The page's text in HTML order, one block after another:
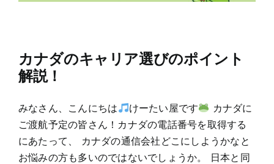
カナダのキャリア選びのポイント
解説！
みなさん、こんにちは けーたい屋です
カナダに
ご渡航予定の皆さん！カナダの電話番号を取得する
にあたって、 カナダの通信会社どこにしようかなと
お悩みの方も多いのではないでしょうか。 日本と同